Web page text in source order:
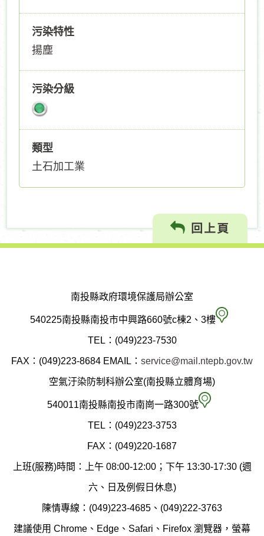
污染特性
揚塵
污染分級
類型
土石加工業
回上頁
南投縣政府環境保護局辦公室
540225南投縣南投市中興路660號c棟2、3樓 南
縣
保
局
TEL：(049)223-7530
FAX：(049)223-8684 EMAIL： service@mail.ntepb.gov.tw
空氣汙染防制科辦公室(南投縣立體育場)
540011南投縣南投市南崗一路300號 空
染
制
科
TEL：(049)223-3753
FAX：(049)220-1687
上班(服務)時間：上午 08:00-12:00；下午 13:30-17:30 (週
六、日及例假日休息)
陳情專線：(049)223-4685、(049)222-3763
建議使用 Chrome、Edge、Safari、Firefox 瀏覽器，螢幕